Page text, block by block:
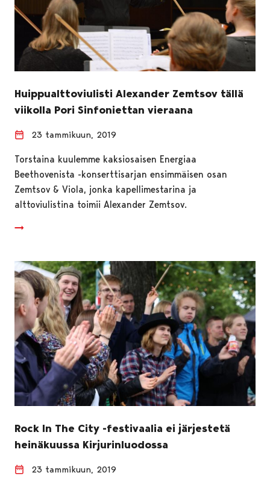
Huippualttoviulisti Alexander Zemtsov tällä
viikolla Pori Sinfoniettan vieraana
23 tammikuun, 2019
Torstaina kuulemme kaksiosaisen Energiaa
Beethovenista -konserttisarjan ensimmäisen osan
Zemtsov & Viola, jonka kapellimestarina ja
alttoviulistina toimii Alexander Zemtsov.
Rock In The City -festivaalia ei järjestetä
heinäkuussa Kirjurinluodossa
23 tammikuun, 2019